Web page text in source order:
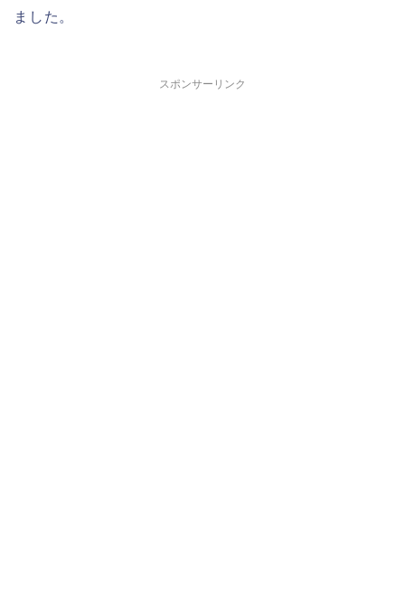
ました。
スポンサーリンク